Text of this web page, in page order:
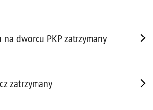
na dworcu PKP zatrzymany
zatrzymany